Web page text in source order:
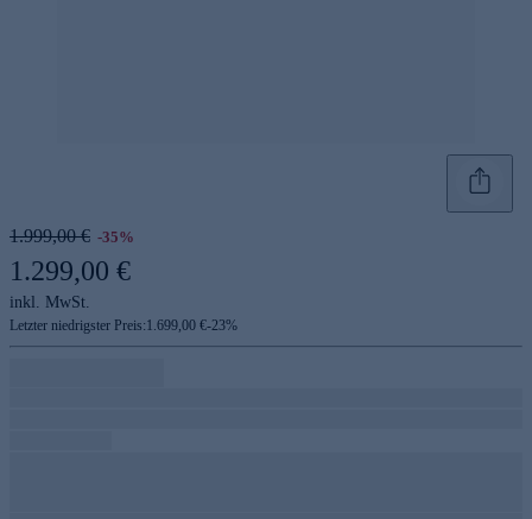
1.999,00 € -35%
1.299,00 €
inkl. MwSt.
Letzter niedrigster Preis:1.699,00 €-23%